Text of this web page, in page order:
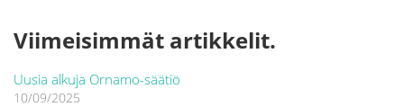
Viimeisimmät artikkelit.
Uusia alkuja Ornamo-säätiö
10/09/2025